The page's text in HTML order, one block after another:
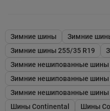
Зимние шины Зимние
Зимние шины 255/35 R19
Зимние нешипованные шины
Зимние нешипованные шины
Зимние нешипованные шины
Шины Continental
Шины